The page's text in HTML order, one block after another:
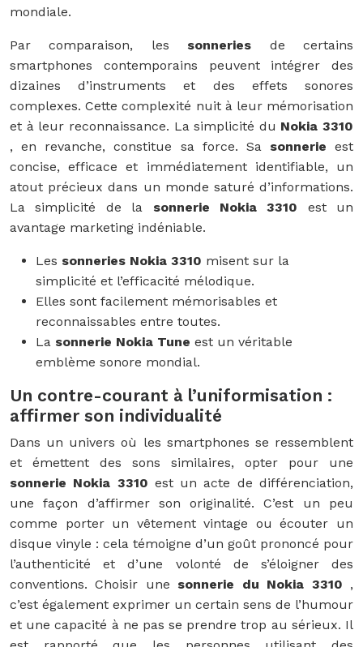
mondiale.
Par comparaison, les sonneries de certains
smartphones contemporains peuvent intégrer des
dizaines d’instruments et des effets sonores
complexes. Cette complexité nuit à leur mémorisation
et à leur reconnaissance. La simplicité du Nokia 3310
, en revanche, constitue sa force. Sa sonnerie est
concise, efficace et immédiatement identifiable, un
atout précieux dans un monde saturé d’informations.
La simplicité de la sonnerie Nokia 3310 est un
avantage marketing indéniable.
Les sonneries Nokia 3310 misent sur la
simplicité et l’efficacité mélodique.
Elles sont facilement mémorisables et
reconnaissables entre toutes.
La sonnerie Nokia Tune est un véritable
emblème sonore mondial.
Un contre-courant à l’uniformisation :
affirmer son individualité
Dans un univers où les smartphones se ressemblent
et émettent des sons similaires, opter pour une
sonnerie Nokia 3310 est un acte de différenciation,
une façon d’affirmer son originalité. C’est un peu
comme porter un vêtement vintage ou écouter un
disque vinyle : cela témoigne d’un goût prononcé pour
l’authenticité et d’une volonté de s’éloigner des
conventions. Choisir une sonnerie du Nokia 3310 ,
c’est également exprimer un certain sens de l’humour
et une capacité à ne pas se prendre trop au sérieux. Il